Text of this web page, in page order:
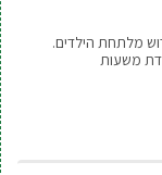
מלתחת הילדים.
משעות